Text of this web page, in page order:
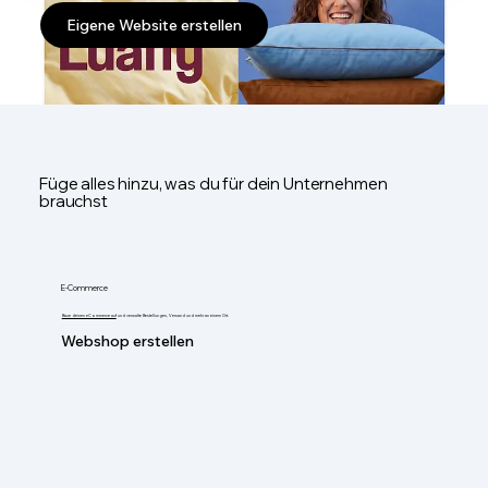
Eigene Website erstellen
Füge alles hinzu, was du für dein Unternehmen
brauchst
E-Commerce
Baue deinen eCommerce aufund verwalte Bestellungen, Versand und mehr an einem Ort.
Webshop erstellen